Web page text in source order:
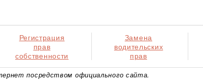
Регистрация
прав
собственности
Замена
водительских
прав
посредством официального сайта.